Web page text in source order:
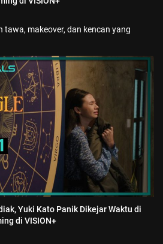
tawa, makeover, dan kencan yang
Yuki Kato Panik Dikejar Waktu di
di VISION+